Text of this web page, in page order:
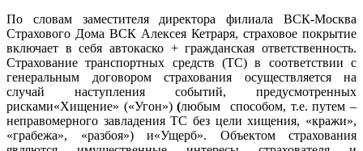
По словам заместителя директора филиала ВСК-Москва
Страхового Дома ВСК Алексея Кетраря, страховое покрытие
включает в себя автокаско + гражданская ответственность.
Страхование транспортных средств (ТС) в соответствии с
генеральным договором страхования осуществляется на
случай наступления событий, предусмотренных
рисками«Хищение» («Угон»)(любым
способом, т.е. путем –
неправомерного завладения ТС без цели хищения, «кражи»,
«грабежа», «разбоя») и«Ущерб». Объектом страхования